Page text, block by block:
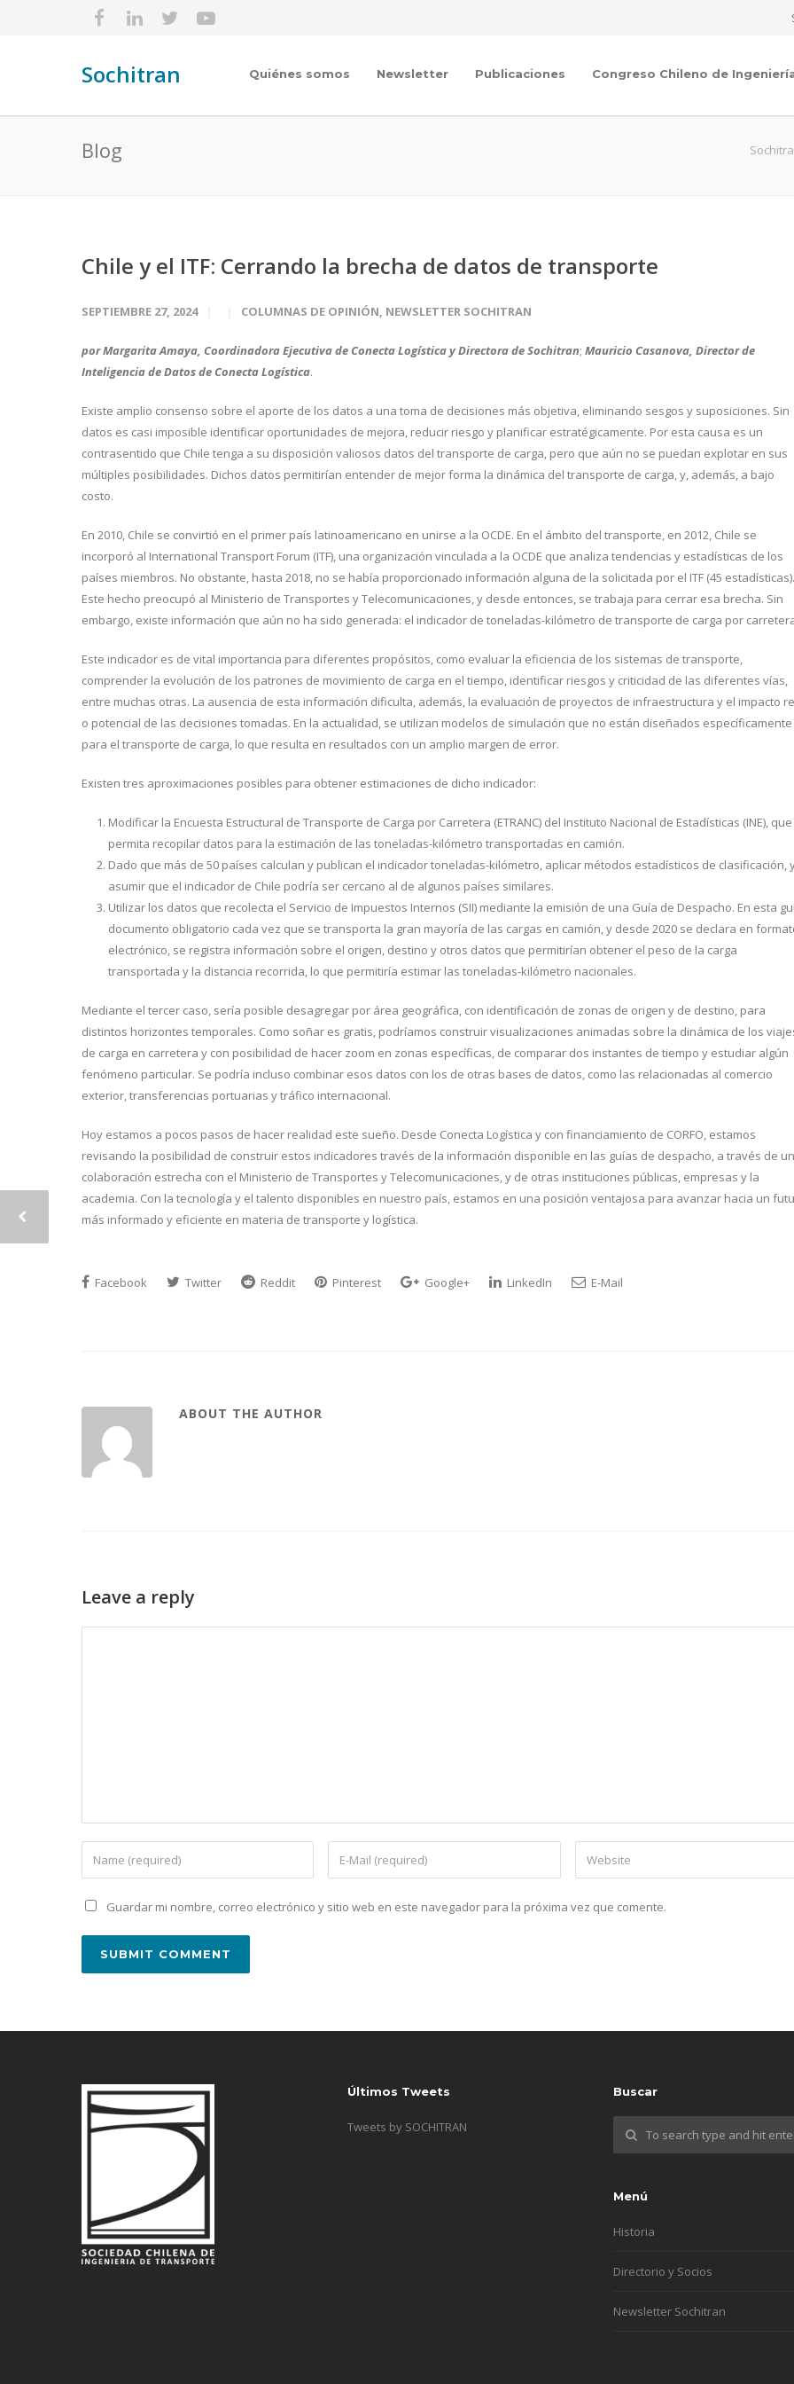
Sochitran Quiénes somos Newsletter Publicaciones Congreso Chileno de
Blog
Chile y el ITF: Cerrando la brecha de datos de transporte
SEPTIEMBRE 27, 2024 COLUMNAS DE OPINIÓN, NEWSLETTER SOCHITRAN
porMargarita Amaya, Coordinadora Ejecutiva de Conecta Logística y Directora de Sochitran; Mauricio Casanova, Director de
Inteligencia de Datos de Conecta Logística.
Existe amplio consenso sobre el aporte de los datos a una toma de decisiones más objetiva, eliminando sesgos y suposiciones. Sin
datos es casi imposible identificar oportunidades de mejora, reducir riesgo y planificar estratégicamente. Por esta causa es un
contrasentido que Chile tenga a su disposición valiosos datos del transporte de carga, pero que aún no se puedan explotar en sus
múltiples posibilidades. Dichos datos permitirían entender de mejor forma la dinámica del transporte de carga, y, además, a bajo
costo.
En 2010, Chile se convirtió en el primer país latinoamericano en unirse a la OCDE. En el ámbito del transporte, en 2012, Chile se
incorporó al International Transport Forum (ITF), una organización vinculada a la OCDE que analiza tendencias y estadísticas de los
países miembros. No obstante, hasta 2018, no se había proporcionado información alguna de la solicitada por el ITF (45 estadísticas).
Este hecho preocupó al Ministerio de Transportes y Telecomunicaciones, y desde entonces, se trabaja para cerrar esa brecha. Sin
embargo, existe información que aún no ha sido generada: el indicador de toneladas-kilómetro de transporte de carga por
Este indicador es de vital importancia para diferentes propósitos, como evaluar la eficiencia de los sistemas de transporte,
comprender la evolución de los patrones de movimiento de carga en el tiempo, identificar riesgos y criticidad de las diferentes vías,
entre muchas otras. La ausencia de esta información dificulta, además, la evaluación de proyectos de infraestructura y el impacto
o potencial de las decisiones tomadas. En la actualidad, se utilizan modelos de simulación que no están diseñados específicamente
para el transporte de carga, lo que resulta en resultados con un amplio margen de error.
Existen tres aproximaciones posibles para obtener estimaciones de dicho indicador:
Modificar la Encuesta Estructural de Transporte de Carga por Carretera (ETRANC) del Instituto Nacional de Estadísticas (INE), que
permita recopilar datos para la estimación de las toneladas-kilómetro transportadas en camión.
Dado que más de 50 países calculan y publican el indicador toneladas-kilómetro, aplicar métodos estadísticos de clasificación,
asumir que el indicador de Chile podría ser cercano al de algunos países similares.
Utilizar los datos que recolecta el Servicio de Impuestos Internos (SII) mediante la emisión de una Guía de Despacho. En esta
documento obligatorio cada vez que se transporta la gran mayoría de las cargas en camión, y desde 2020 se declara en
electrónico, se registra información sobre el origen, destino y otros datos que permitirían obtener el peso de la carga
transportada y la distancia recorrida, lo que permitiría estimar las toneladas-kilómetro nacionales.
Mediante el tercer caso, sería posible desagregar por área geográfica, con identificación de zonas de origen y de destino, para
distintos horizontes temporales. Como soñar es gratis, podríamos construir visualizaciones animadas sobre la dinámica de los
de carga en carretera y con posibilidad de hacer zoom en zonas específicas, de comparar dos instantes de tiempo y estudiar algún
fenómeno particular. Se podría incluso combinar esos datos con los de otras bases de datos, como las relacionadas al comercio
exterior, transferencias portuarias y tráfico internacional.
Hoy estamos a pocos pasos de hacer realidad este sueño. Desde Conecta Logística y con financiamiento de CORFO, estamos
revisando la posibilidad de construir estos indicadores través de la información disponible en las guías de despacho, a través de
colaboración estrecha con el Ministerio de Transportes y Telecomunicaciones, y de otras instituciones públicas, empresas y la
academia. Con la tecnología y el talento disponibles en nuestro país, estamos en una posición ventajosa para avanzar hacia un
más informado y eficiente en materia de transporte y logística.
Facebook Twitter Reddit Pinterest Google+ LinkedIn E-Mail
ABOUT THE AUTHOR
Leave a reply
Guardar mi nombre, correo electrónico y sitio web en este navegador para la próxima vez que comente.
Últimos Tweets
Tweets by SOCHITRAN
Buscar
Menú
Historia
Directorio y Socios
Newsletter Sochitran